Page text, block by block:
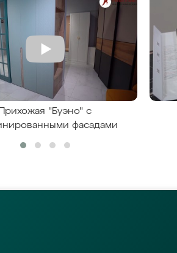
Прихожая "Буэно" с
фасадами